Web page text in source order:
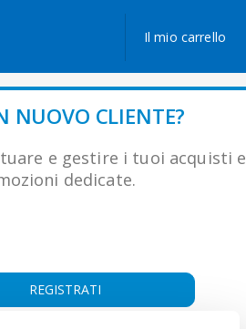
Il mio carrello
NUOVO CLIENTE?
e gestire i tuoi acquisti e
dedicate.
REGISTRATI